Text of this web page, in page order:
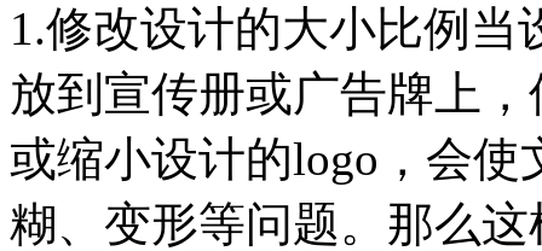
1.修改设计的大小比例当
放到宣传册或广告牌上
或缩小设计的logo，会
糊、变形等问题。那么